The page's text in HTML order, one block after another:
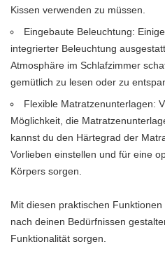
Kissen verwenden zu müssen.
Eingebaute Beleuchtung:
integrierter Beleuchtung
Atmosphäre im Schlafzimmer
gemütlich zu lesen oder zu
Flexible Matratzenunterlagen:
Möglichkeit, die
kannst du den Härtegrad der
Vorlieben einstellen und für eine
Körpers sorgen.
Mit diesen praktischen
nach deinen Bedürfnissen
Funktionalität sorgen.